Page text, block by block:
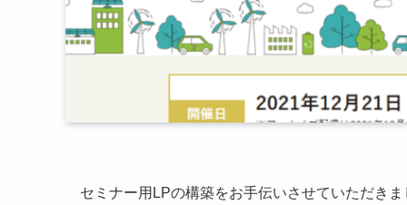
セミナー用LPの構築をお手伝いさせていただきま